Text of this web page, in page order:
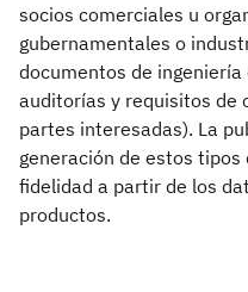
socios comerciales u
gubernamentales o
documentos de
auditorías y requisitos de
partes interesadas). La
generación de estos
fidelidad a partir de los
productos.